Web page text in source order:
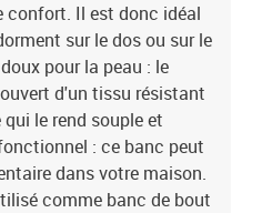
confort. Il est donc idéal
sur le dos ou sur le
pour la peau : le
d'un tissu résistant
le rend souple et
: ce banc peut
dans votre maison.
comme banc de bout